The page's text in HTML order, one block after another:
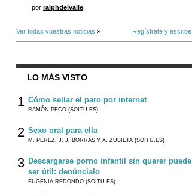
por ralphdelvalle
Ver todas vuestras noticias » Regístrate y escribe
LO MÁS VISTO
1 Cómo sellar el paro por internet
RAMÓN PECO (SOITU.ES)
2 Sexo oral para ella
M. PÉREZ, J. J. BORRÁS Y X. ZUBIETA (SOITU.ES)
3 Descargarse porno infantil sin querer puede
ser útil: denúncialo
EUGENIA REDONDO (SOITU.ES)